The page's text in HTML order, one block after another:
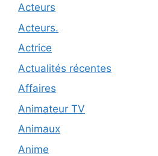
Acteurs
Acteurs.
Actrice
Actualités récentes
Affaires
Animateur TV
Animaux
Anime